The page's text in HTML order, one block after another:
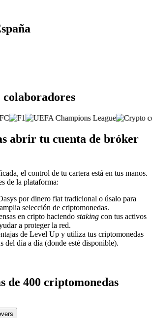
colaboradores
abrir tu cuenta de bróker
el control de tu cartera está en tus manos.
de la plataforma:
por dinero fiat tradicional o úsalo para
selección de criptomonedas.
en cripto haciendo staking con tus activos
a proteger la red.
de Level Up y utiliza tus criptomonedas
del día a día (donde esté disponible).
de 400 criptomonedas